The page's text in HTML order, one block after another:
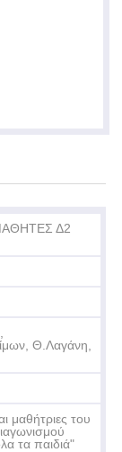
Δ2
Θ.Λαγάνη,
μαθήτριες του
τα παιδιά"